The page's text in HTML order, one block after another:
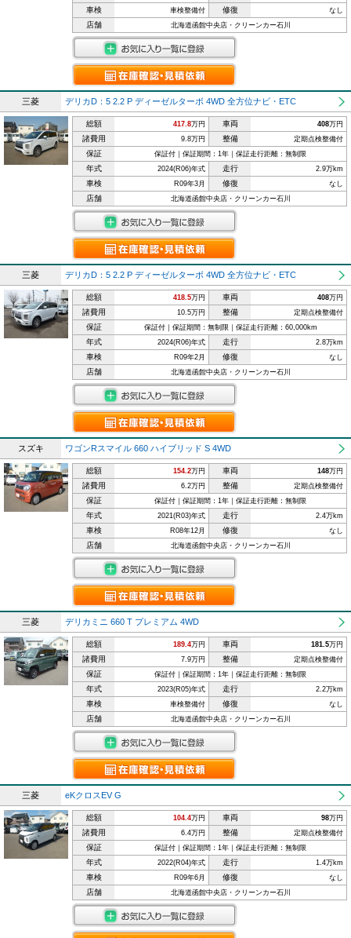
車検 車検整備付 修復 なし
店舗 北海道函館中央店・クリーンカー石川
三菱 デリカD：5 2.2 P ディーゼルターボ 4WD 全方位ナビ・ETC
総額 417.8万円 車両 408万円
諸費用 9.8万円 整備 定期点検整備付
保証 保証付｜保証期間：1年｜保証走行距離：無制限
年式 2024(R06)年式 走行 2.9万km
車検 R09年3月 修復 なし
店舗 北海道函館中央店・クリーンカー石川
三菱 デリカD：5 2.2 P ディーゼルターボ 4WD 全方位ナビ・ETC
総額 418.5万円 車両 408万円
諸費用 10.5万円 整備 定期点検整備付
保証 保証付｜保証期間：無制限｜保証走行距離：60,000km
年式 2024(R06)年式 走行 2.8万km
車検 R09年2月 修復 なし
店舗 北海道函館中央店・クリーンカー石川
スズキ ワゴンRスマイル 660 ハイブリッド S 4WD
総額 154.2万円 車両 148万円
諸費用 6.2万円 整備 定期点検整備付
保証 保証付｜保証期間：1年｜保証走行距離：無制限
年式 2021(R03)年式 走行 2.4万km
車検 R08年12月 修復 なし
店舗 北海道函館中央店・クリーンカー石川
三菱 デリカミニ 660 T プレミアム 4WD
総額 189.4万円 車両 181.5万円
諸費用 7.9万円 整備 定期点検整備付
保証 保証付｜保証期間：1年｜保証走行距離：無制限
年式 2023(R05)年式 走行 2.2万km
車検 車検整備付 修復 なし
店舗 北海道函館中央店・クリーンカー石川
三菱 eKクロスEV G
総額 104.4万円 車両 98万円
諸費用 6.4万円 整備 定期点検整備付
保証 保証付｜保証期間：1年｜保証走行距離：無制限
年式 2022(R04)年式 走行 1.4万km
車検 R09年6月 修復 なし
店舗 北海道函館中央店・クリーンカー石川